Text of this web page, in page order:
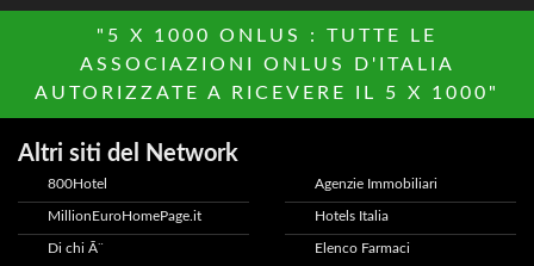
"5 X 1000 ONLUS : TUTTE LE
ASSOCIAZIONI ONLUS D'ITALIA
AUTORIZZATE A RICEVERE IL 5 X 1000"
Altri siti del Network
800Hotel Agenzie Immobiliari
MillionEuroHomePage.it Hotels Italia
Di chi Ã¨ Elenco Farmaci